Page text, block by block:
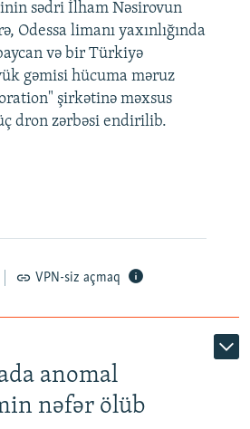
sədri İlham Nəsirovun
Odessa limanı yaxınlığında
və bir Türkiyə
gəmisi hücuma məruz
şirkətinə məxsus
dron zərbəsi endirilib.
VPN-siz açmaq
anomal
nəfər ölüb